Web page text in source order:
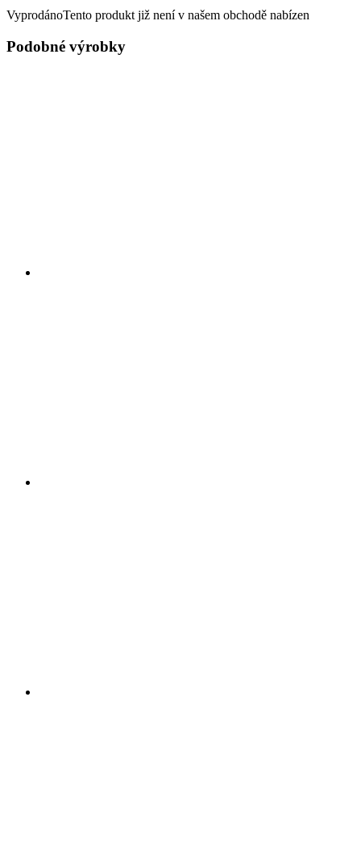
VyprodánoTento produkt již není v našem obchodě nabízen
Podobné výrobky